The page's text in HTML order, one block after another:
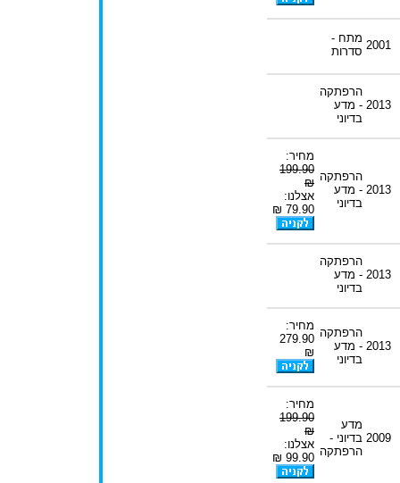
2001
מתח -
סדרות
2013
הרפתקה
- מדע
בדיוני
2013
הרפתקה
- מדע
בדיוני
מחיר:
199.90
₪
אצלנו:
79.90 ₪
2013
הרפתקה
- מדע
בדיוני
2013
הרפתקה
- מדע
בדיוני
מחיר:
279.90
₪
2009
מדע
בדיוני -
הרפתקה
מחיר:
199.90
₪
אצלנו:
99.90 ₪